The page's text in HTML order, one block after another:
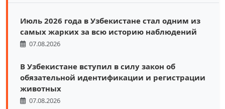
Июль 2026 года в Узбекистане стал одним из
самых жарких за всю историю наблюдений
07.08.2026
В Узбекистане вступил в силу закон об
обязательной идентификации и регистрации
животных
07.08.2026